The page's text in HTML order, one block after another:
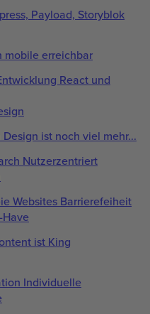
Payload, Storyblok
mobile erreichbar
React und
Design ist noch viel mehr...
Nutzerzentriert
Websites Barrierefeiheit
ist King
Individuelle